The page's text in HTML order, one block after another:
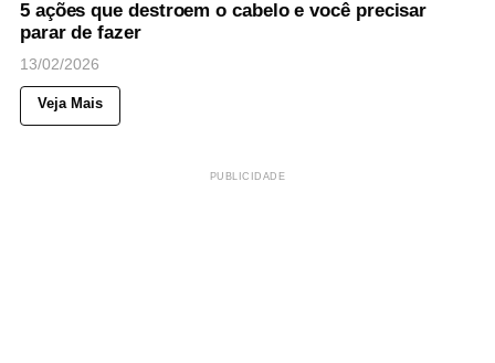
5 ações que destroem o cabelo e você precisar
parar de fazer
13/02/2026
Veja Mais
PUBLICIDADE